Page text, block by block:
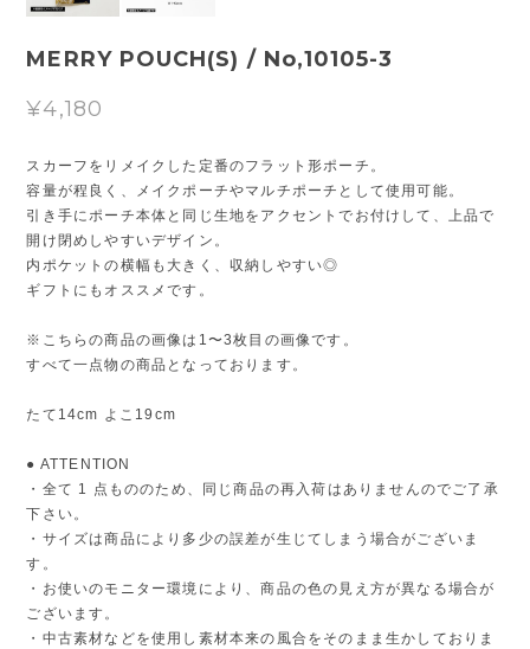
MERRY POUCH(S) / No,10105-3
¥4,180
スカーフをリメイクした定番のフラット形ポーチ。
容量が程良く、メイクポーチやマルチポーチとして使用可能。
引き手にポーチ本体と同じ生地をアクセントでお付けして、上品で
開け閉めしやすいデザイン。
内ポケットの横幅も大きく、収納しやすい◎
ギフトにもオススメです。
※こちらの商品の画像は1〜3枚目の画像です。
すべて一点物の商品となっております。
たて14cm よこ19cm
● ATTENTION
・全て 1 点もののため、同じ商品の再入荷はありませんのでご了承
下さい。
・サイズは商品により多少の誤差が生じてしまう場合がございま
す。
・お使いのモニター環境により、商品の色の見え方が異なる場合が
ございます。
・中古素材などを使用し素材本来の風合をそのまま生かしておりま